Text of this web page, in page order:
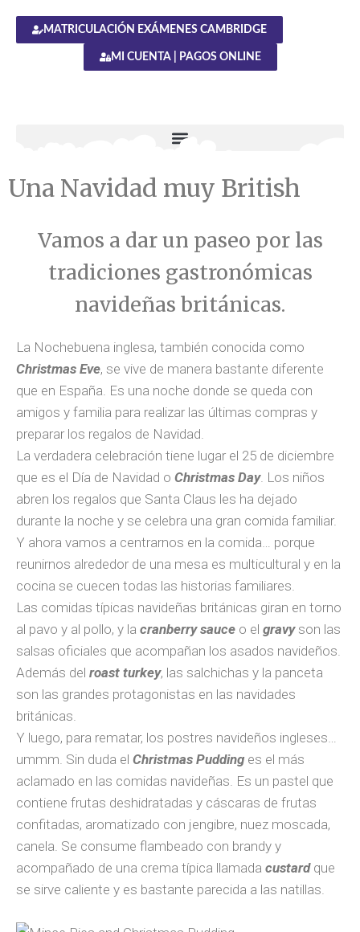
MATRICULACIÓN EXÁMENES CAMBRIDGE
MI CUENTA | PAGOS ONLINE
Una Navidad muy British
Vamos a dar un paseo por las
tradiciones gastronómicas
navideñas británicas.
La Nochebuena inglesa, también conocida como
Christmas Eve, se vive de manera bastante diferente
que en España. Es una noche donde se queda con
amigos y familia para realizar las últimas compras y
preparar los regalos de Navidad.
La verdadera celebración tiene lugar el 25 de diciembre
que es el Día de Navidad o Christmas Day. Los niños
abren los regalos que Santa Claus les ha dejado
durante la noche y se celebra una gran comida familiar.
Y ahora vamos a centrarnos en la comida… porque
reunirnos alrededor de una mesa es multicultural y en la
cocina se cuecen todas las historias familiares.
Las comidas típicas navideñas británicas giran en torno
al pavo y al pollo, y la cran­berry sauce o el gravyson las
salsas ofi­ciales que acom­pañan los asados navideños.
Además del roast turkey, las salchichas y la panceta
son las grandes protagonistas en las navidades
británicas.
Y luego, para rematar, los postres navideños ingleses…
ummm. Sin duda el Christmas Pudding es el más
aclamado en las comidas navideñas. Es un pastel que
contiene frutas deshidratadas y cáscaras de frutas
confitadas, aromatizado con jengibre, nuez moscada,
canela. Se consume flambeado con brandy y
acompañado de una crema típica llamada custardque
se sirve caliente y es bastante parecida a las natillas.